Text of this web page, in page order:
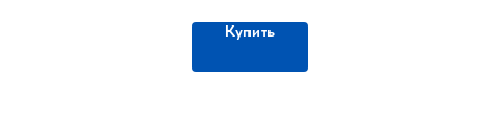
Купить